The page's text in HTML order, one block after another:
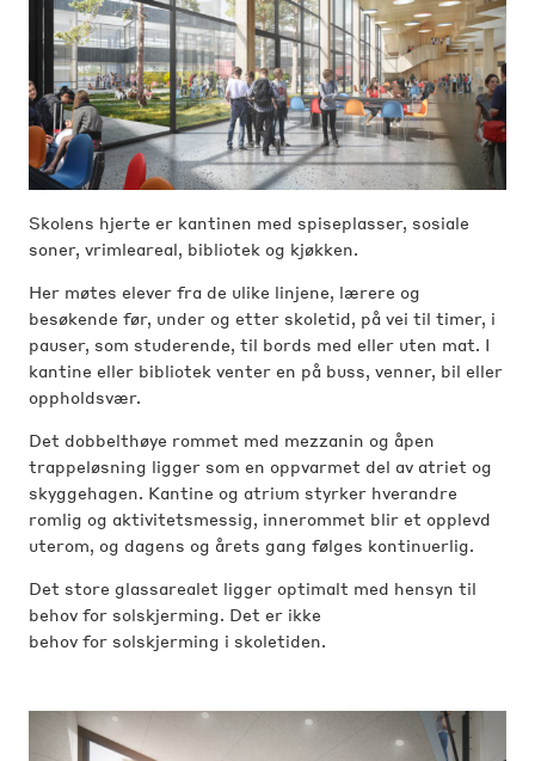
Skolens hjerte er kantinen med spiseplasser, sosiale
soner, vrimleareal, bibliotek og kjøkken.
Her møtes elever fra de ulike linjene, lærere og
besøkende før, under og etter skoletid, på vei til timer, i
pauser, som studerende, til bords med eller uten mat. I
kantine eller bibliotek venter en på buss, venner, bil eller
oppholdsvær.
Det dobbelthøye rommet med mezzanin og åpen
trappeløsning ligger som en oppvarmet del av atriet og
skyggehagen. Kantine og atrium styrker hverandre
romlig og aktivitetsmessig, innerommet blir et opplevd
uterom, og dagens og årets gang følges kontinuerlig.
Det store glassarealet ligger optimalt med hensyn til
behov for solskjerming. Det er ikke
behov for solskjerming i skoletiden.